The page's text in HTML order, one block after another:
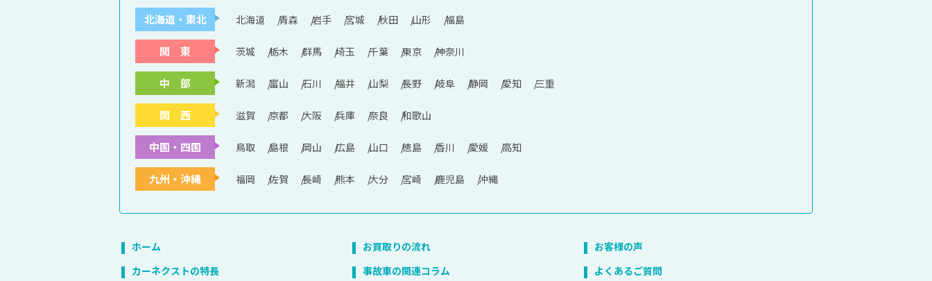
北海道・東北 北海道 青森 岩手 宮城 秋田 山形 福島
関 東 茨城 栃木 群馬 埼玉 千葉 東京 神奈川
中 部 新潟 富山 石川 福井 山梨 長野 岐阜 静岡 愛知 三重
関 西 滋賀 京都 大阪 兵庫 奈良 和歌山
中国・四国 鳥取 島根 岡山 広島 山口 徳島 香川 愛媛 高知
九州・沖縄 福岡 佐賀 長崎 熊本 大分 宮崎 鹿児島 沖縄
ホーム
カーネクストの特長
お買取りの流れ
事故車の関連コラム
お客様の声
よくあるご質問